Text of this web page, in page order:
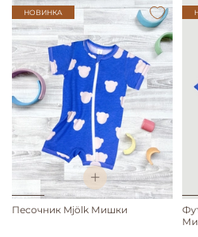
НОВИНКА
Песочник Mjölk Мишки